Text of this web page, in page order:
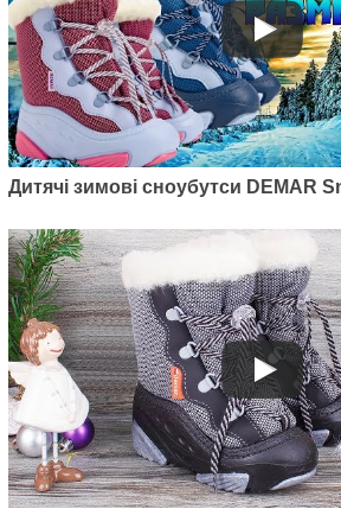
Дитячі зимові сноубутси DEMAR